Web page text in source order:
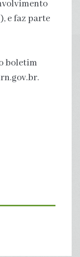
e faz parte
boletim